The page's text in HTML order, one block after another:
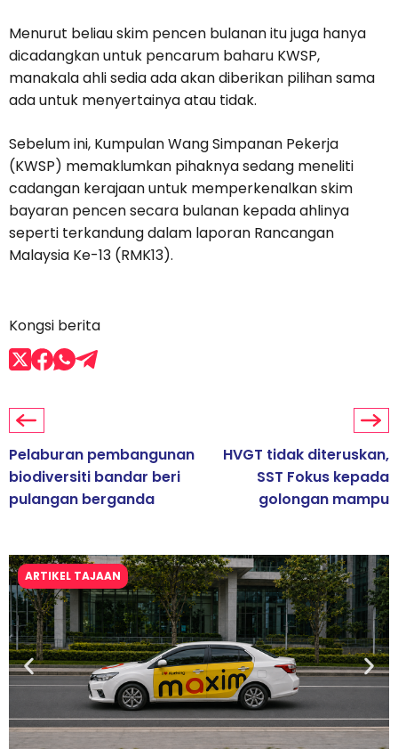
Menurut beliau skim pencen bulanan itu juga hanya
dicadangkan untuk pencarum baharu KWSP,
manakala ahli sedia ada akan diberikan pilihan sama
ada untuk menyertainya atau tidak.
Sebelum ini, Kumpulan Wang Simpanan Pekerja
(KWSP) memaklumkan pihaknya sedang meneliti
cadangan kerajaan untuk memperkenalkan skim
bayaran pencen secara bulanan kepada ahlinya
seperti terkandung dalam laporan Rancangan
Malaysia Ke-13 (RMK13).
Kongsi berita
Pelaburan pembangunan
biodiversiti bandar beri
pulangan berganda
HVGT tidak diteruskan,
SST Fokus kepada
golongan mampu
ARTIKEL TAJAAN